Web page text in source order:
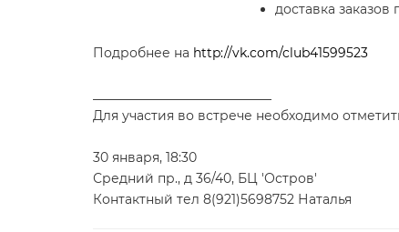
доставка
Подробнее на http://vk.com/club41599523
Для участия во встрече необходимо
30 января, 18:30
Средний пр., д 36/40, БЦ 'Остров'
Контактный тел 8(921)5698752 Наталья